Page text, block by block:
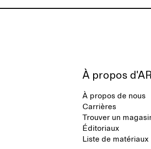
À propos
À propos de nous
Carrières
Trouver un
Éditoriaux
Liste de matériaux